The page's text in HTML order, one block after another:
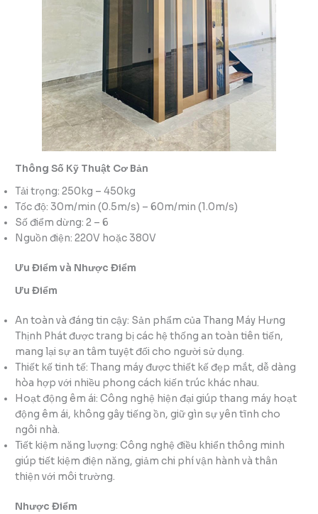
Thông Số Kỹ Thuật Cơ Bản
Tải trọng: 250kg – 450kg
Tốc độ: 30m/min (0.5m/s) – 60m/min (1.0m/s)
Số điểm dừng: 2 – 6
Nguồn điện: 220V hoặc 380V
Ưu Điểm và Nhược Điểm
Ưu Điểm
An toàn và đáng tin cậy: Sản phẩm của Thang Máy Hưng
Thịnh Phát được trang bị các hệ thống an toàn tiên tiến,
mang lại sự an tâm tuyệt đối cho người sử dụng.
Thiết kế tinh tế: Thang máy được thiết kế đẹp mắt, dễ dàng
hòa hợp với nhiều phong cách kiến trúc khác nhau.
Hoạt động êm ái: Công nghệ hiện đại giúp thang máy hoạt
động êm ái, không gây tiếng ồn, giữ gìn sự yên tĩnh cho
ngôi nhà.
Tiết kiệm năng lượng: Công nghệ điều khiển thông minh
giúp tiết kiệm điện năng, giảm chi phí vận hành và thân
thiện với môi trường.
Nhược Điểm